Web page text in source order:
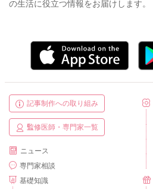
の生活に役立つ情報をお届けします。
記事制作への取り組み
監修医師・専門家一覧
ニュース
専門家相談
基礎知識